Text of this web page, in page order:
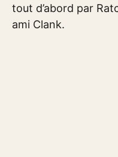
tout d’abord par
ami Clank.